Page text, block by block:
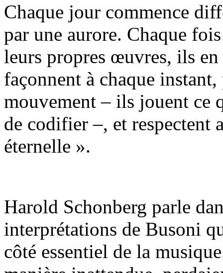
Chaque jour commence
par une aurore. Chaque
leurs propres œuvres, ils
façonnent à chaque
mouvement – ils jouent ce
de codifier –, et respectent
éternelle ».
Harold Schonberg parle
interprétations de Busoni
côté essentiel de la